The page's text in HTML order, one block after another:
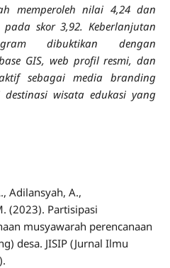
memperoleh nilai 4,24 dan
skor 3,92. Keberlanjutan
dibuktikan dengan
GIS, web profil resmi, dan
sebagai media branding
wisata edukasi yang
Adilansyah, A.,
(2023). Partisipasi
musyawarah perencanaan
desa. JISIP (Jurnal Ilmu